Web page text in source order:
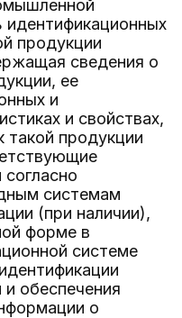
идентификационных
продукции
сведения о
ее
и
и свойствах,
такой продукции
системам
(при наличии),
форме в
системе
обеспечения
о